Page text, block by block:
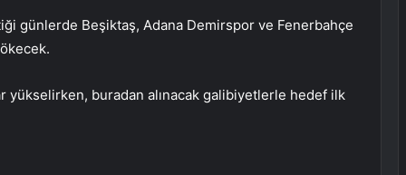
günlerde Beşiktaş, Adana Demirspor ve Fenerbahçe
yükselirken, buradan alınacak galibiyetlerle hedef ilk